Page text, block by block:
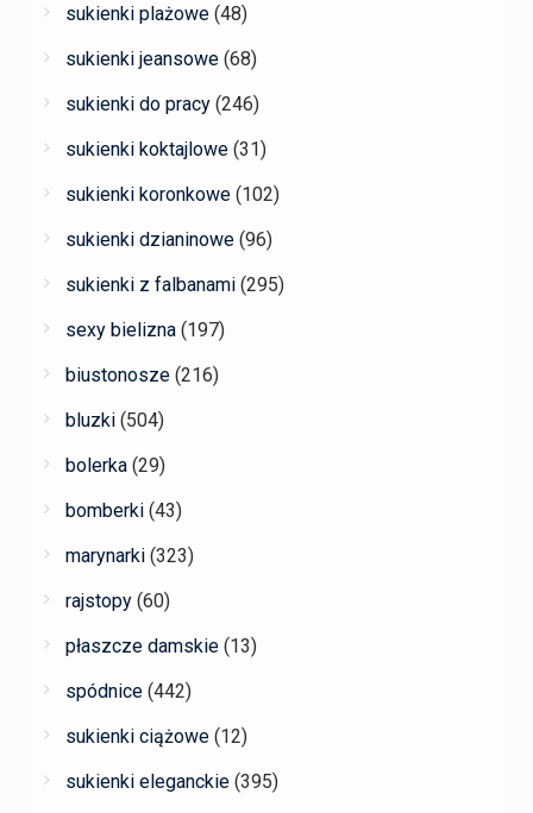
sukienki plażowe (48)
sukienki jeansowe (68)
sukienki do pracy (246)
sukienki koktajlowe (31)
sukienki koronkowe (102)
sukienki dzianinowe (96)
sukienki z falbanami (295)
sexy bielizna (197)
biustonosze (216)
bluzki (504)
bolerka (29)
bomberki (43)
marynarki (323)
rajstopy (60)
płaszcze damskie (13)
spódnice (442)
sukienki ciążowe (12)
sukienki eleganckie (395)